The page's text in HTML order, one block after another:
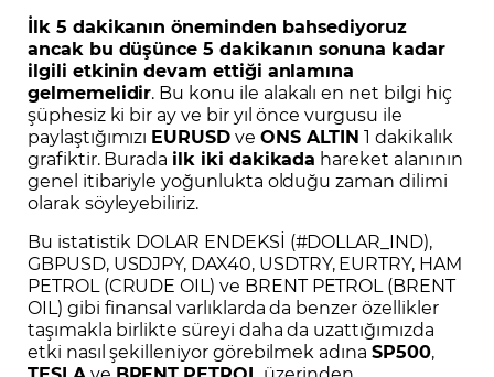
İlk 5 dakikanın öneminden bahsediyoruz
ancak bu düşünce 5 dakikanın sonuna kadar
ilgili etkinin devam ettiği anlamına
gelmemelidir. Bu konu ile alakalı en net bilgi hiç
şüphesiz ki bir ay ve bir yıl önce vurgusu ile
paylaştığımızı EURUSDve ONS ALTIN 1 dakikalık
grafiktir. Burada ilk iki dakikada hareket alanının
genel itibariyle yoğunlukta olduğu zaman dilimi
olarak söyleyebiliriz.
Bu istatistik DOLAR ENDEKSİ (#DOLLAR_IND),
GBPUSD, USDJPY, DAX40, USDTRY, EURTRY, HAM
PETROL (CRUDE OIL) ve BRENT PETROL (BRENT
OIL) gibi finansal varlıklarda da benzer özellikler
taşımakla birlikte süreyi daha da uzattığımızda
etki nasıl şekilleniyor görebilmek adına SP500,